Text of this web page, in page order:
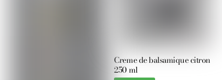
Creme de balsamique citron
250 ml